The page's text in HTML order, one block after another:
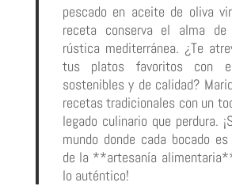
pescado en aceite de oliva
receta conserva el alma de
rústica mediterránea. ¿Te
tus platos favoritos con
sostenibles y de calidad?
recetas tradicionales con un
legado culinario que perdura.
mundo donde cada bocado
de la **artesanía
lo auténtico!